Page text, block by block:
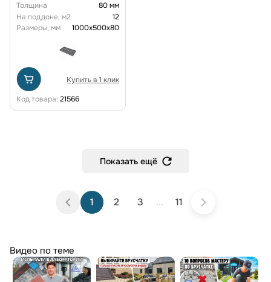
Толщина
80 мм
На поддоне, м2
12
Размеры, мм
1000x500x80
Купить в 1 клик
Код товара: 21566
Показать ещё
1 2 3 ... 11
Видео по теме